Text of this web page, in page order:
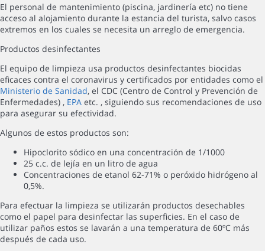
El personal de mantenimiento (piscina, jardinería etc) no tiene
acceso al alojamiento durante la estancia del turista, salvo casos
extremos en los cuales se necesita un arreglo de emergencia.
Productos desinfectantes
El equipo de limpieza usa productos desinfectantes biocidas
eficaces contra el coronavirus y certificados por entidades como el
Ministerio de Sanidad, el CDC (Centro de Control y Prevención de
Enfermedades) , EPA etc. , siguiendo sus recomendaciones de uso
para asegurar su efectividad.
Algunos de estos productos son:
Hipoclorito sódico en una concentración de 1/1000
25 c.c. de lejía en un litro de agua
Concentraciones de etanol 62-71% o peróxido hidrógeno al
0,5%.
Para efectuar la limpieza se utilizarán productos desechables
como el papel para desinfectar las superficies. En el caso de
utilizar paños estos se lavarán a una temperatura de 60ºC más
después de cada uso.